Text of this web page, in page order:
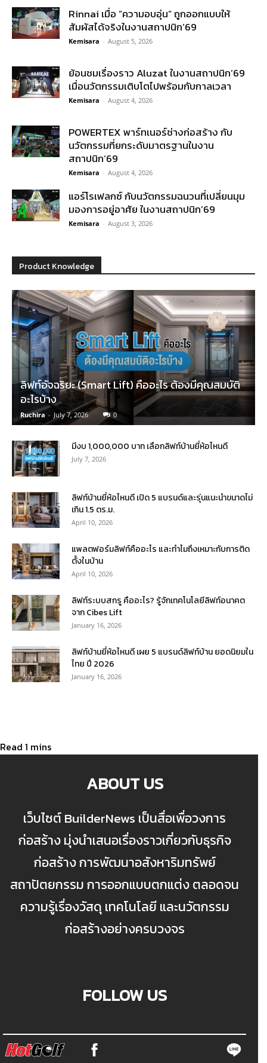
Rinnai เมื่อ “ความอบอุ่น” ถูกออกแบบให้
สัมผัสได้จริงในงานสถาปนิก’69
Kemisara - August 5, 2026
ย้อนชมเรื่องราว Aluzat ในงานสถาปนิก’69
เมื่อนวัตกรรมเติบโตไปพร้อมกับกาลเวลา
Kemisara - August 4, 2026
POWERTEX พาร์ทเนอร์ช่างก่อสร้าง กับ
นวัตกรรมที่ยกระดับมาตรฐานในงาน
สถาปนิก’69
Kemisara - August 4, 2026
แอร์โรเฟลกซ์ กับนวัตกรรมฉนวนที่เปลี่ยนมุม
มองการอยู่อาศัย ในงานสถาปนิก’69
Kemisara - August 3, 2026
Product Knowledge
ลิฟท์อัจฉริยะ (Smart Lift) คืออะไร ต้องมีคุณสมบัติ
อะไรบ้าง
Ruchira - July 7, 2026 0
มีงบ 1,000,000 บาท เลือกลิฟท์บ้านยี่ห้อไหนดี
July 7, 2026
ลิฟท์บ้านยี่ห้อไหนดี เปิด 5 แบรนด์และรุ่นแนะนำขนาดไม่
เกิน 1.5 ตร.ม.
April 10, 2026
แพลตฟอร์มลิฟท์คืออะไร และทำไมถึงเหมาะกับการติด
ตั้งในบ้าน
April 10, 2026
ลิฟท์ระบบสกรู คืออะไร? รู้จักเทคโนโลยีลิฟท์อนาคต
จาก Cibes Lift
January 16, 2026
ลิฟท์บ้านยี่ห้อไหนดี เผย 5 แบรนด์ลิฟท์บ้าน ยอดนิยมใน
ไทย ปี 2026
January 16, 2026
ABOUT US
เว็บไซต์ BuilderNews เป็นสื่อเพื่อวงการ
ก่อสร้าง มุ่งนำเสนอเรื่องราวเกี่ยวกับธุรกิจ
ก่อสร้าง การพัฒนาอสังหาริมทรัพย์
สถาปัตยกรรม การออกแบบตกแต่ง ตลอดจน
ความรู้เรื่องวัสดุ เทคโนโลยี และนวัตกรรม
ก่อสร้างอย่างครบวงจร
FOLLOW US